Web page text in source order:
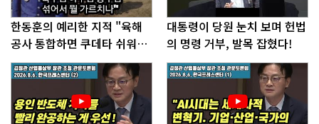
한동훈의 예리한 지적 "육해
공사 통합하면 쿠데타 쉬워진
다"
대통령이 당원 눈치 보며 헌법
의 명령 거부, 발목 잡혔다!